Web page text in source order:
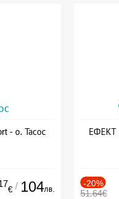
- о. Тасос
€ / 104лв.
ЕФЕКТ
-20%
51.64€